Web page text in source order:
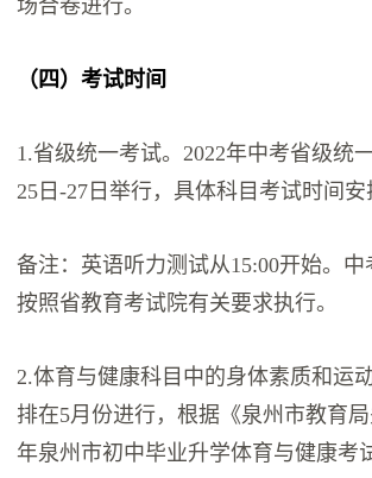
场合卷进行。
（四）考试时间
1.省级统一考试。2022年中考省级统
25日-27日举行，具体科目考试时间安
备注：英语听力测试从15:00开始。
按照省教育考试院有关要求执行。
2.体育与健康科目中的身体素质和运
排在5月份进行，根据《泉州市教育
年泉州市初中毕业升学体育与健康考